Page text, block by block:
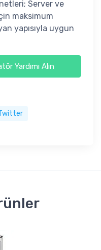
Server ve
maksimum
yapısıyla uygun
Yardımı Alın